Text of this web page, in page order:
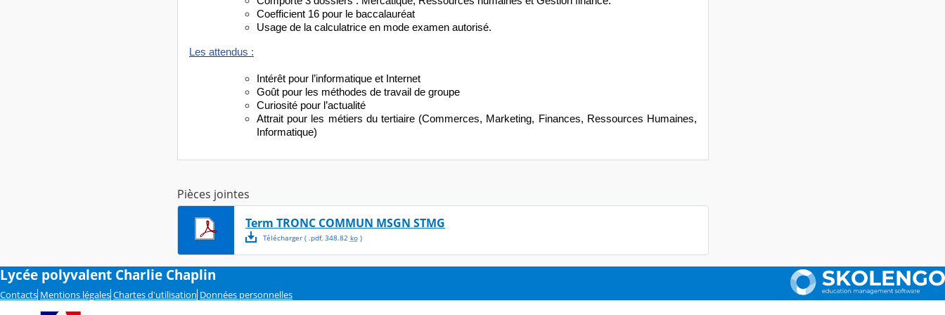
Coefficient 16 pour le baccalauréat
Usage de la calculatrice en mode examen autorisé.
Les attendus :
Intérêt pour l’informatique et Internet
Goût pour les méthodes de travail de groupe
Curiosité pour l’actualité
Attrait pour les métiers du tertiaire (Commerces, Marketing, Finances, Ressources Humaines,
Informatique)
Pièces jointes
Term TRONC COMMUN MSGN STMG
Télécharger( .pdf, 348.82 ko)
Lycée polyvalent Charlie Chaplin
Contacts Mentions légales Chartes d'utilisation Données personnelles